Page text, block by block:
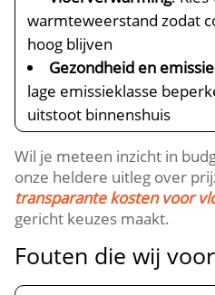
warmteweerstand zodat
hoog blijven
Gezondheid en emissie
lage emissieklasse
uitstoot binnenshuis
Wil je meteen inzicht in
onze heldere uitleg over
transparante kosten voor
gericht keuzes maakt.​
Fouten die wij